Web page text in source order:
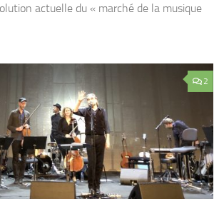
actuelle du « marché de la musique
2